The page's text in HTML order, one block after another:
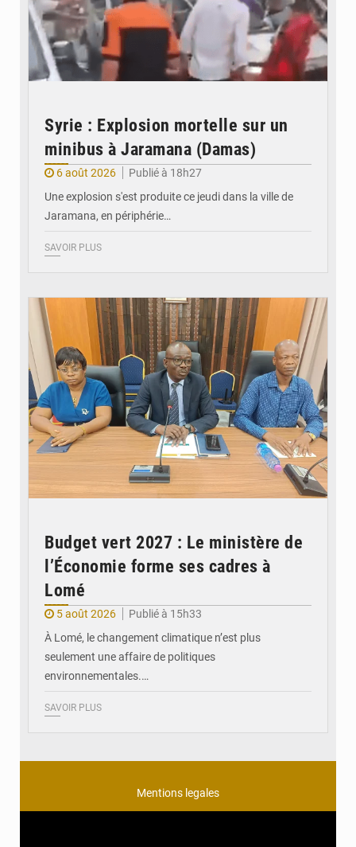
Syrie : Explosion mortelle sur un
minibus à Jaramana (Damas)
6 août 2026
Publié à 18h27
Une explosion s'est produite ce jeudi dans la ville de
Jaramana, en périphérie…
SAVOIR PLUS
Budget vert 2027 : Le ministère de
l’Économie forme ses cadres à
Lomé
5 août 2026
Publié à 15h33
À Lomé, le changement climatique n’est plus
seulement une affaire de politiques
environnementales.…
SAVOIR PLUS
Mentions legales